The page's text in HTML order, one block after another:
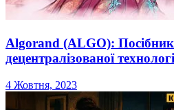
Algorand (ALGO): Посібник
децентралізованої
4 Жовтня, 2023